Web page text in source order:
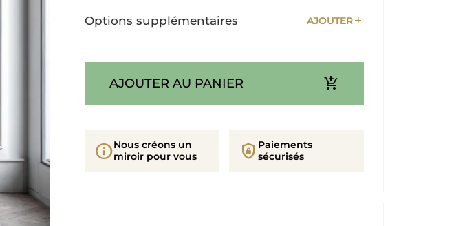
Options supplémentaires AJOUTERadd
AJOUTER AU PANIER add_shopping_cart
infoNous créons un
miroir pour vous
shield_lock Paiements
sécurisés